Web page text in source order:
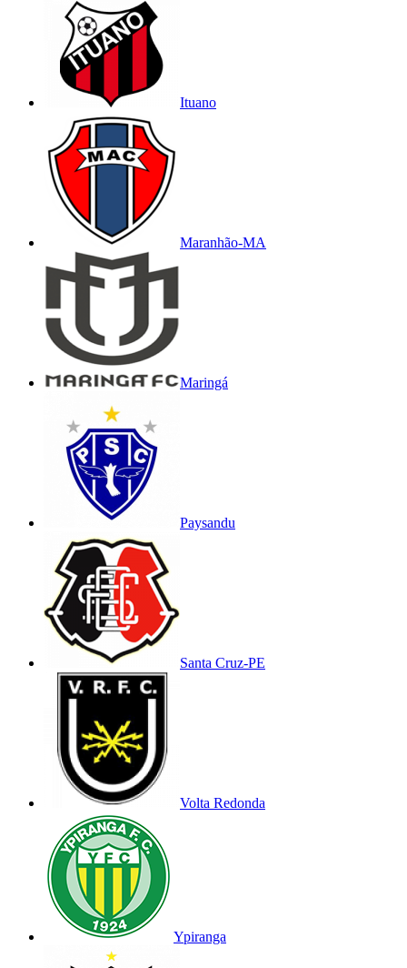
Ituano
Maranhão-MA
Maringá
Paysandu
Santa Cruz-PE
Volta Redonda
Ypiranga